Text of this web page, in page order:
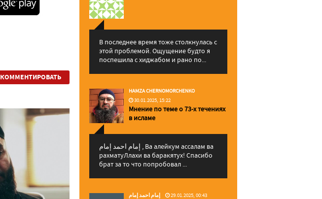
КОММЕНТИРОВАТЬ
В последнее время тоже столкнулась с
этой проблемой. Ощущение будто я
поспешила с хиджабом и рано по...
HAMZA CHERNOMORCHENKO
30.01.2025, 15:22
Мнение по теме о 73-х течениях
в исламе
إمام احمد إمام , Ва алейкум ассалам ва
рахматуЛлахи ва баракятух! Спасибо
брат за то что попробовал ...
إمام احمد إمام 29.01.2025, 00:43